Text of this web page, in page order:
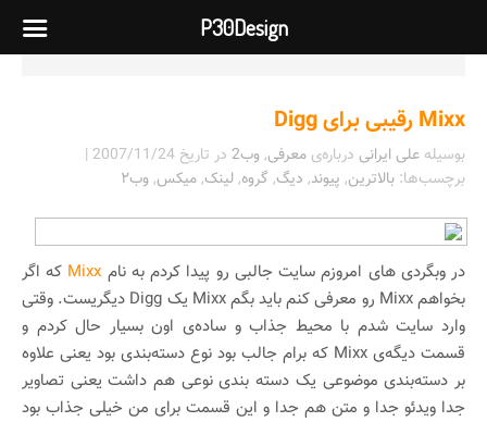
Mixx رقیبی برای Digg
بوسیله علی ایرانی درباره‌ی معرفی,وب2 در تاریخ 2007/11/24
|
برچسب‌ها: بالاترین, پیوند, دیگ, گروه,لینک,میکس,وب۲
در وبگردی های امروزم سایت جالبی رو پیدا کردم به نام Mixx که اگر
بخواهم Mixx رو معرفی کنم باید بگم Mixx یک Digg دیگریست. وقتی
وارد سایت شدم با محیط جذاب و ساده‌ی اون بسیار حال کردم و
قسمت دیگه‌ی Mixx که برام جالب بود نوع دسته‌بندی بود یعنی علاوه
بر دسته‌بندی موضوعی یک دسته بندی نوعی هم داشت یعنی تصاویر
جدا ویدئو جدا و متن هم جدا و این قسمت برای من خیلی جذاب بود
P30Design